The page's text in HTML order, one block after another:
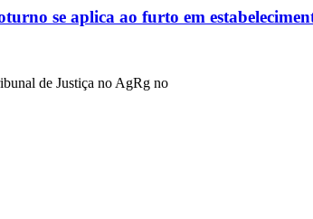
se aplica ao furto em
de Justiça no AgRg no